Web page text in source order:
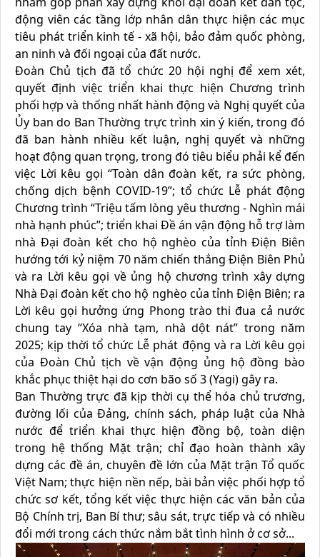
động viên các tầng lớp nhân dân thực hiện các mục
tiêu phát triển kinh tế - xã hội, bảo đảm quốc phòng,
an ninh và đối ngoại của đất nước.
Đoàn Chủ tịch đã tổ chức 20 hội nghị để xem xét,
quyết định việc triển khai thực hiện Chương trình
phối hợp và thống nhất hành động và Nghị quyết của
Ủy ban do Ban Thường trực trình xin ý kiến, trong đó
đã ban hành nhiều kết luận, nghị quyết và những
hoạt động quan trọng, trong đó tiêu biểu phải kể đến
việc Lời kêu gọi “Toàn dân đoàn kết, ra sức phòng,
chống dịch bệnh COVID-19”; tổ chức Lễ phát động
Chương trình “Triệu tấm lòng yêu thương - Nghìn mái
nhà hạnh phúc”; triển khai Đề án vận động hỗ trợ làm
nhà Đại đoàn kết cho hộ nghèo của tỉnh Điện Biên
hướng tới kỷ niệm 70 năm chiến thắng Điện Biên Phủ
và ra Lời kêu gọi về ủng hộ chương trình xây dựng
Nhà Đại đoàn kết cho hộ nghèo của tỉnh Điện Biên; ra
Lời kêu gọi hưởng ứng Phong trào thi đua cả nước
chung tay “Xóa nhà tạm, nhà dột nát” trong năm
2025; kịp thời tổ chức Lễ phát động và ra Lời kêu gọi
của Đoàn Chủ tịch về vận động ủng hộ đồng bào
khắc phục thiệt hại do cơn bão số 3 (Yagi) gây ra.
Ban Thường trực đã kịp thời cụ thể hóa chủ trương,
đường lối của Đảng, chính sách, pháp luật của Nhà
nước để triển khai thực hiện đồng bộ, toàn diện
trong hệ thống Mặt trận; chỉ đạo hoàn thành xây
dựng các đề án, chuyên đề lớn của Mặt trận Tổ quốc
Việt Nam; thực hiện nền nếp, bài bản việc phối hợp tổ
chức sơ kết, tổng kết việc thực hiện các văn bản của
Bộ Chính trị, Ban Bí thư; sâu sát, trực tiếp và có nhiều
đổi mới trong cách thức nắm bắt tình hình ở cơ sở...